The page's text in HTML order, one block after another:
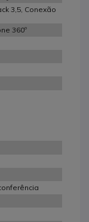
3,5, Conexão
360º